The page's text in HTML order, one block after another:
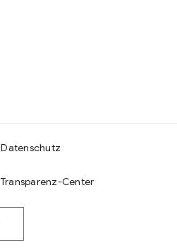
Datenschutz
Transparenz-Center